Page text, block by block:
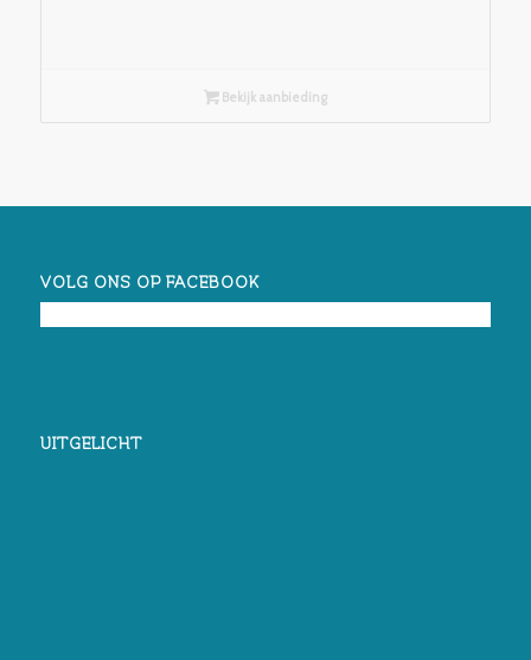
Bekijk aanbieding
VOLG ONS OP FACEBOOK
UITGELICHT